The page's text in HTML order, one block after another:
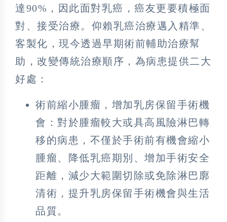
達90%，因此面對乳癌，癌友更要積極面
對、接受治療。仰賴乳癌治療邁入精準、
客製化，現今透過早期術前輔助治療幫
助，改變傳統治療順序，為病患提供二大
好處：
術前縮小腫瘤，增加乳房保留手術機
會：對於腫瘤較大或具高風險淋巴轉
移的病患，不僅於手術前有機會縮小
腫瘤、降低乳癌期別、增加手術安全
距離，減少大範圍切除或免除淋巴廓
清術，提升乳房保留手術機會與生活
品質。